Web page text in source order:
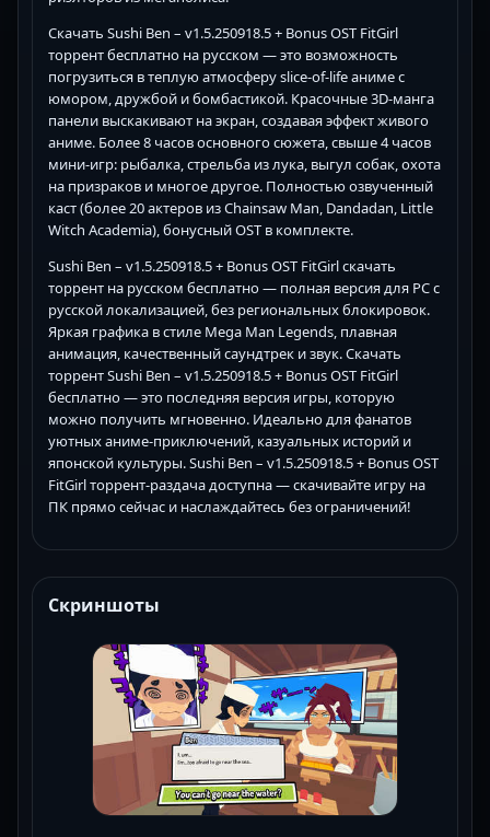
Скачать Sushi Ben – v1.5.250918.5 + Bonus OST FitGirl
торрент бесплатно на русском — это возможность
погрузиться в теплую атмосферу slice-of-life аниме с
юмором, дружбой и бомбастикой. Красочные 3D-манга
панели выскакивают на экран, создавая эффект живого
аниме. Более 8 часов основного сюжета, свыше 4 часов
мини-игр: рыбалка, стрельба из лука, выгул собак, охота
на призраков и многое другое. Полностью озвученный
каст (более 20 актеров из Chainsaw Man, Dandadan, Little
Witch Academia), бонусный OST в комплекте.
Sushi Ben – v1.5.250918.5 + Bonus OST FitGirl скачать
торрент на русском бесплатно — полная версия для PC с
русской локализацией, без региональных блокировок.
Яркая графика в стиле Mega Man Legends, плавная
анимация, качественный саундтрек и звук. Скачать
торрент Sushi Ben – v1.5.250918.5 + Bonus OST FitGirl
бесплатно — это последняя версия игры, которую
можно получить мгновенно. Идеально для фанатов
уютных аниме-приключений, казуальных историй и
японской культуры. Sushi Ben – v1.5.250918.5 + Bonus OST
FitGirl торрент-раздача доступна — скачивайте игру на
ПК прямо сейчас и наслаждайтесь без ограничений!
Скриншоты